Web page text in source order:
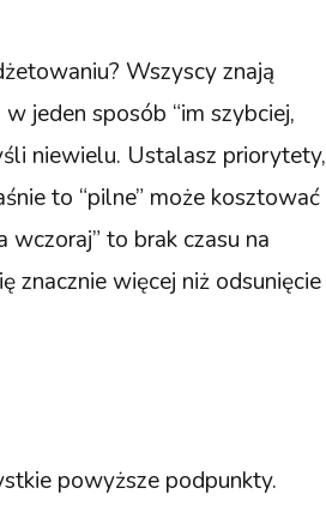
Wszyscy znają
jeden sposób “im szybciej,
niewielu. Ustalasz priorytety,
to “pilne” może kosztować
wczoraj” to brak czasu na
znacznie więcej niż odsunięcie
powyższe podpunkty.